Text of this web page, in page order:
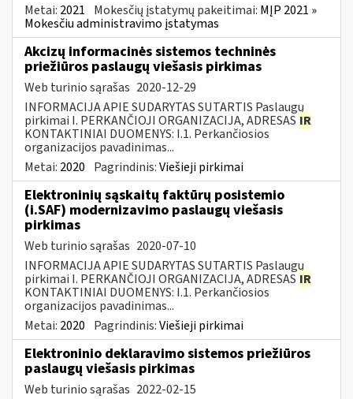
Metai: 2021 Mokesčių įstatymų pakeitimai: MĮP 2021 »
Mokesčiu administravimo įstatymas
Akcizų informacinės sistemos techninės
priežiūros paslaugų viešasis pirkimas
Web turinio sąrašas 2020-12-29
INFORMACIJA APIE SUDARYTAS SUTARTIS Paslaugų
pirkimai I. PERKANČIOJI ORGANIZACIJA, ADRESAS IR
KONTAKTINIAI DUOMENYS: I.1. Perkančiosios
organizacijos pavadinimas...
Metai: 2020 Pagrindinis:Viešieji pirkimai
Elektroninių sąskaitų faktūrų posistemio
(i.SAF) modernizavimo paslaugų viešasis
pirkimas
Web turinio sąrašas 2020-07-10
INFORMACIJA APIE SUDARYTAS SUTARTIS Paslaugų
pirkimai I. PERKANČIOJI ORGANIZACIJA, ADRESAS IR
KONTAKTINIAI DUOMENYS: I.1. Perkančiosios
organizacijos pavadinimas...
Metai: 2020 Pagrindinis:Viešieji pirkimai
Elektroninio deklaravimo sistemos priežiūros
paslaugų viešasis pirkimas
Web turinio sąrašas 2022-02-15